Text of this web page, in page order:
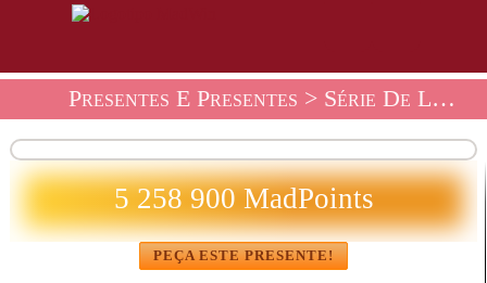
Presentes E Presentes > Série De Loja De Presentes
5 258 900 MadPoints
PEÇA ESTE PRESENTE!